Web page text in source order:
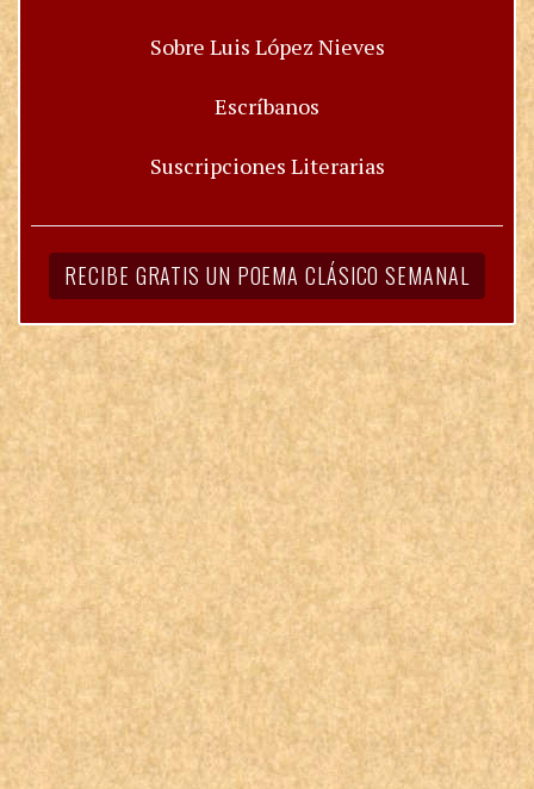
Sobre Luis López Nieves
Escríbanos
Suscripciones Literarias
RECIBE GRATIS UN POEMA CLÁSICO SEMANAL